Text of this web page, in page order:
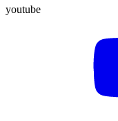
youtube